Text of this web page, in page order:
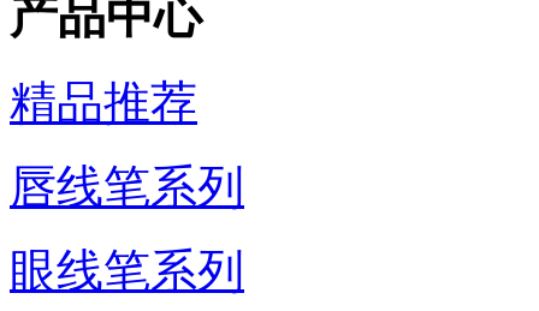
产品中心
精品推荐
唇线笔系列
眼线笔系列